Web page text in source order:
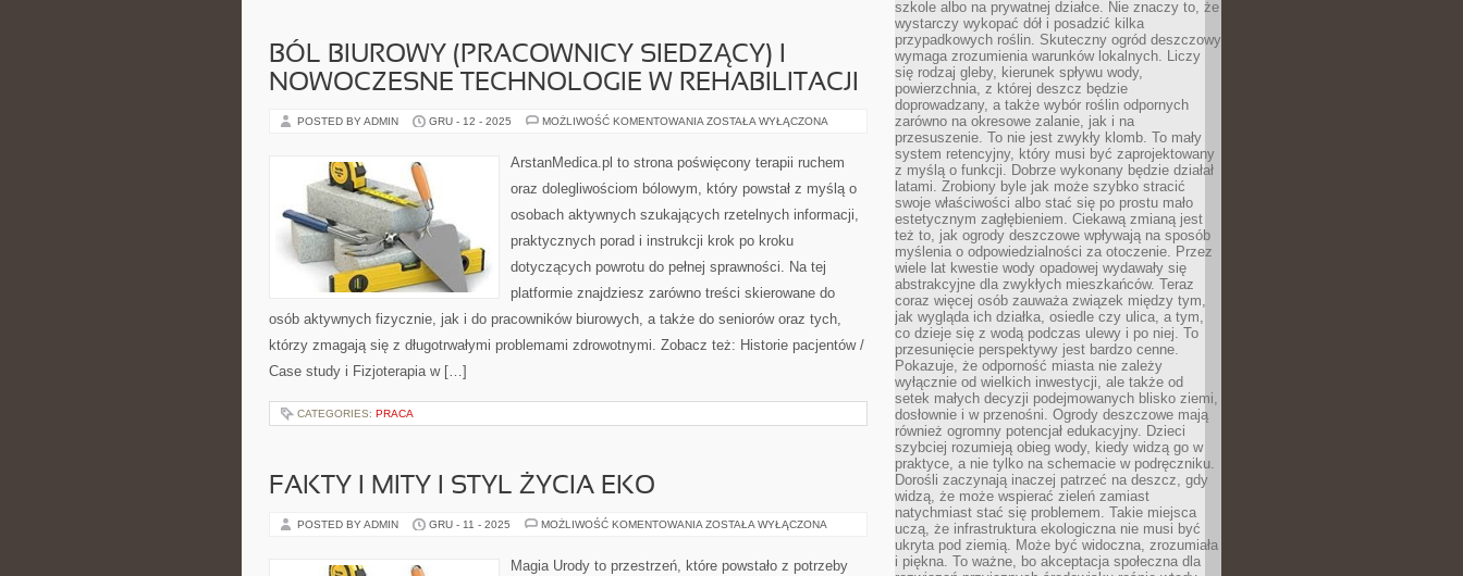
BÓL BIUROWY (PRACOWNICY SIEDZĄCY) I
NOWOCZESNE TECHNOLOGIE W REHABILITACJI
POSTED BY ADMIN GRU - 12 - 2025 MOŻLIWOŚĆ KOMENTOWANIA BÓL
SIEDZĄCY)
I
TECHNOLOGIE
REHABILITACJI
ZOSTAŁA WYŁĄCZONA
ArstanMedica.pl to strona poświęcony terapii ruchem
oraz dolegliwościom bólowym, który powstał z myślą o
osobach aktywnych szukających rzetelnych informacji,
praktycznych porad i instrukcji krok po kroku
dotyczących powrotu do pełnej sprawności. Na tej
platformie znajdziesz zarówno treści skierowane do
osób aktywnych fizycznie, jak i do pracowników biurowych, a także do seniorów oraz tych,
którzy zmagają się z długotrwałymi problemami zdrowotnymi. Zobacz też: Historie pacjentów /
Case study i Fizjoterapia w […]
CATEGORIES: PRACA
FAKTY I MITY I STYL ŻYCIA EKO
POSTED BY ADMIN GRU - 11 - 2025 MOŻLIWOŚĆ KOMENTOWANIA FAKTY
STYL
ZOSTAŁA WYŁĄCZONA
Magia Urody to przestrzeń, które powstało z potrzeby
szkole albo na prywatnej działce. Nie znaczy to, że
wystarczy wykopać dół i posadzić kilka
przypadkowych roślin. Skuteczny ogród deszczowy
wymaga zrozumienia warunków lokalnych. Liczy
się rodzaj gleby, kierunek spływu wody,
powierzchnia, z której deszcz będzie
doprowadzany, a także wybór roślin odpornych
zarówno na okresowe zalanie, jak i na
przesuszenie. To nie jest zwykły klomb. To mały
system retencyjny, który musi być zaprojektowany
z myślą o funkcji. Dobrze wykonany będzie działał
latami. Zrobiony byle jak może szybko stracić
swoje właściwości albo stać się po prostu mało
estetycznym zagłębieniem. Ciekawą zmianą jest
też to, jak ogrody deszczowe wpływają na sposób
myślenia o odpowiedzialności za otoczenie. Przez
wiele lat kwestie wody opadowej wydawały się
abstrakcyjne dla zwykłych mieszkańców. Teraz
coraz więcej osób zauważa związek między tym,
jak wygląda ich działka, osiedle czy ulica, a tym,
co dzieje się z wodą podczas ulewy i po niej. To
przesunięcie perspektywy jest bardzo cenne.
Pokazuje, że odporność miasta nie zależy
wyłącznie od wielkich inwestycji, ale także od
setek małych decyzji podejmowanych blisko ziemi,
dosłownie i w przenośni. Ogrody deszczowe mają
również ogromny potencjał edukacyjny. Dzieci
szybciej rozumieją obieg wody, kiedy widzą go w
praktyce, a nie tylko na schemacie w podręczniku.
Dorośli zaczynają inaczej patrzeć na deszcz, gdy
widzą, że może wspierać zieleń zamiast
natychmiast stać się problemem. Takie miejsca
uczą, że infrastruktura ekologiczna nie musi być
ukryta pod ziemią. Może być widoczna, zrozumiała
i piękna. To ważne, bo akceptacja społeczna dla